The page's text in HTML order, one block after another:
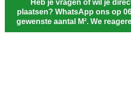
Heb je vragen of wil je
plaatsen? WhatsApp ons op
gewenste aantal M². We